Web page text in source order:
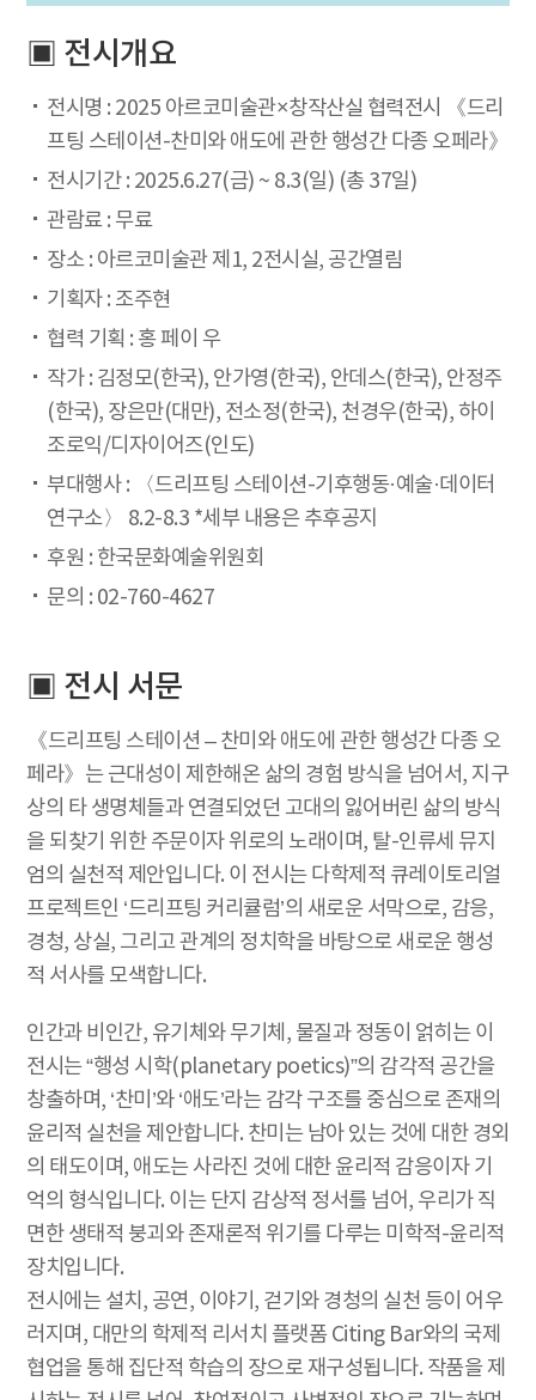
▣ 전시개요
전시명 : 2025 아르코미술관×창작산실 협력전시 《드리
프팅 스테이션-찬미와 애도에 관한 행성간 다종 오페라》
전시기간 : 2025.6.27(금) ~ 8.3(일) (총 37일)
관람료 : 무료
장소 : 아르코미술관 제1, 2전시실, 공간열림
기획자 : 조주현
협력 기획 : 홍 페이 우
작가 : 김정모(한국), 안가영(한국), 안데스(한국), 안정주
(한국), 장은만(대만), 전소정(한국), 천경우(한국), 하이
조로익/디자이어즈(인도)
부대행사 : 〈드리프팅 스테이션-기후행동·예술·데이터
연구소〉 8.2-8.3 *세부 내용은 추후공지
후원 : 한국문화예술위원회
문의 : 02-760-4627
▣ 전시 서문
《드리프팅 스테이션 – 찬미와 애도에 관한 행성간 다종 오
페라》는 근대성이 제한해온 삶의 경험 방식을 넘어서, 지구
상의 타 생명체들과 연결되었던 고대의 잃어버린 삶의 방식
을 되찾기 위한 주문이자 위로의 노래이며, 탈-인류세 뮤지
엄의 실천적 제안입니다. 이 전시는 다학제적 큐레이토리얼
프로젝트인 ‘드리프팅 커리큘럼’의 새로운 서막으로, 감응,
경청, 상실, 그리고 관계의 정치학을 바탕으로 새로운 행성
적 서사를 모색합니다.
인간과 비인간, 유기체와 무기체, 물질과 정동이 얽히는 이
전시는 “행성 시학(planetary poetics)”의 감각적 공간을
창출하며, ‘찬미’와 ‘애도’라는 감각 구조를 중심으로 존재의
윤리적 실천을 제안합니다. 찬미는 남아 있는 것에 대한 경외
의 태도이며, 애도는 사라진 것에 대한 윤리적 감응이자 기
억의 형식입니다. 이는 단지 감상적 정서를 넘어, 우리가 직
면한 생태적 붕괴와 존재론적 위기를 다루는 미학적-윤리적
장치입니다.
전시에는 설치, 공연, 이야기, 걷기와 경청의 실천 등이 어우
러지며, 대만의 학제적 리서치 플랫폼 Citing Bar와의 국제
협업을 통해 집단적 학습의 장으로 재구성됩니다. 작품을 제